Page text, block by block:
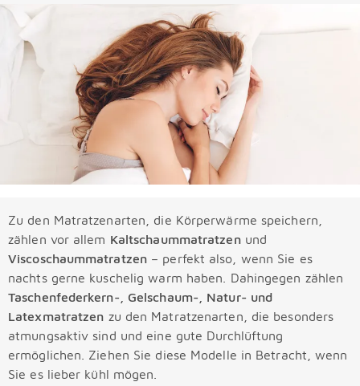
Zu den Matratzenarten, die Körperwärme speichern,
zählen vor allem Kaltschaummatratzenund
Viscoschaummatratzen – perfekt also, wenn Sie es
nachts gerne kuschelig warm haben. Dahingegen zählen
Taschenfederkern-, Gelschaum-, Natur- und
Latexmatratzen zu den Matratzenarten, die besonders
atmungsaktiv sind und eine gute Durchlüftung
ermöglichen. Ziehen Sie diese Modelle in Betracht, wenn
Sie es lieber kühl mögen.